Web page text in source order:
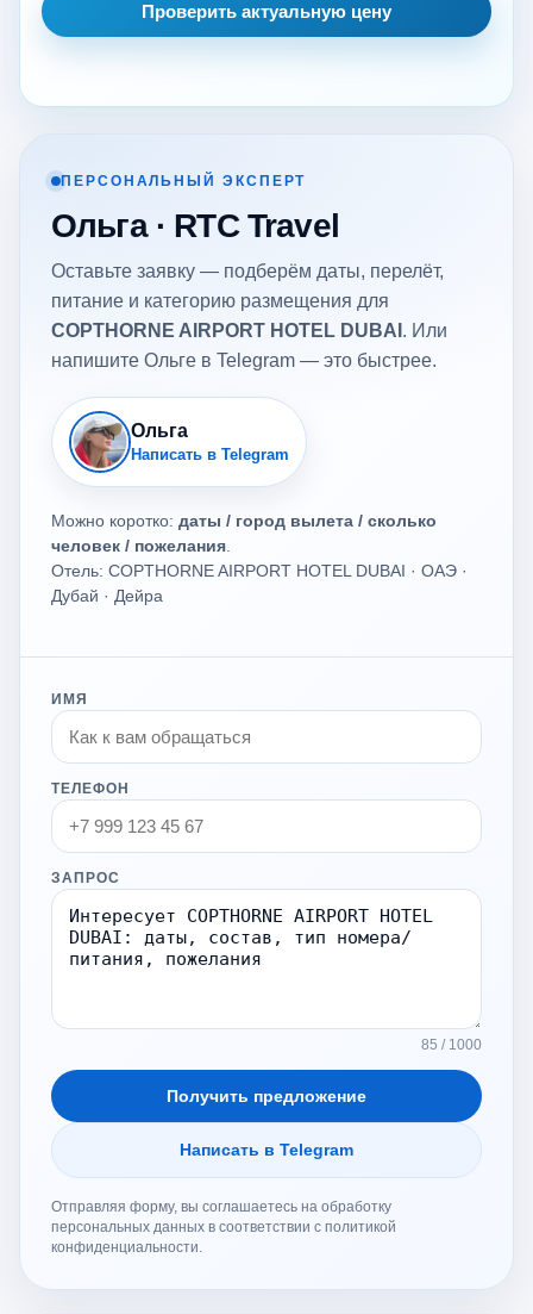
Проверить актуальную цену
ПЕРСОНАЛЬНЫЙ ЭКСПЕРТ
Ольга · RTC Travel
Оставьте заявку — подберём даты, перелёт,
питание и категорию размещения для
COPTHORNE AIRPORT HOTEL DUBAI . Или
напишите Ольге в Telegram — это быстрее.
Ольга
Написать в Telegram
Можно коротко: даты / город вылета / сколько
человек / пожелания
Отель: COPTHORNE AIRPORT HOTEL DUBAI · ОАЭ ·
Дубай · Дейра
ИМЯ
ТЕЛЕФОН
ЗАПРОС
85 / 1000
Получить предложение
Написать в Telegram
Отправляя форму, вы соглашаетесь на обработку
персональных данных в соответствии с политикой
конфиденциальности.